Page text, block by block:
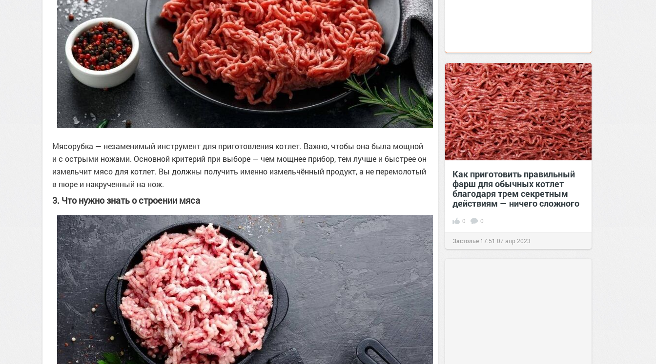
Мясорубка — незаменимый инструмент для приготовления котлет. Важно, чтобы она была мощной
и с острыми ножами. Основной критерий при выборе — чем мощнее прибор, тем лучше и быстрее он
измельчит мясо для котлет. Вы должны получить именно измельчённый продукт, а не перемолотый
в пюре и накрученный на нож.
3. Что нужно знать о строении мяса
Как приготовить правильный
фарш для обычных котлет
благодаря трем секретным
действиям — ничего сложного
0 0
Застолье 17:51 07 апр 2023